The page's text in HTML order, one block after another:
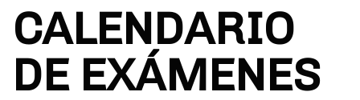
CALENDARIO
DE EXÁMENES